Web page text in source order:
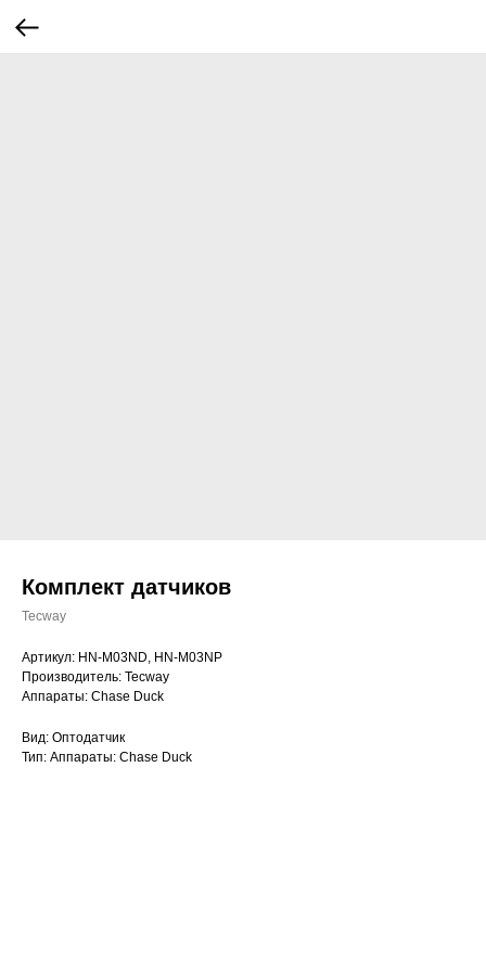
Комплект датчиков
Tecway
Артикул: HN-M03ND, HN-M03NP
Производитель: Tecway
Аппараты: Chase Duck
Вид: Оптодатчик
Тип: Аппараты: Chase Duck